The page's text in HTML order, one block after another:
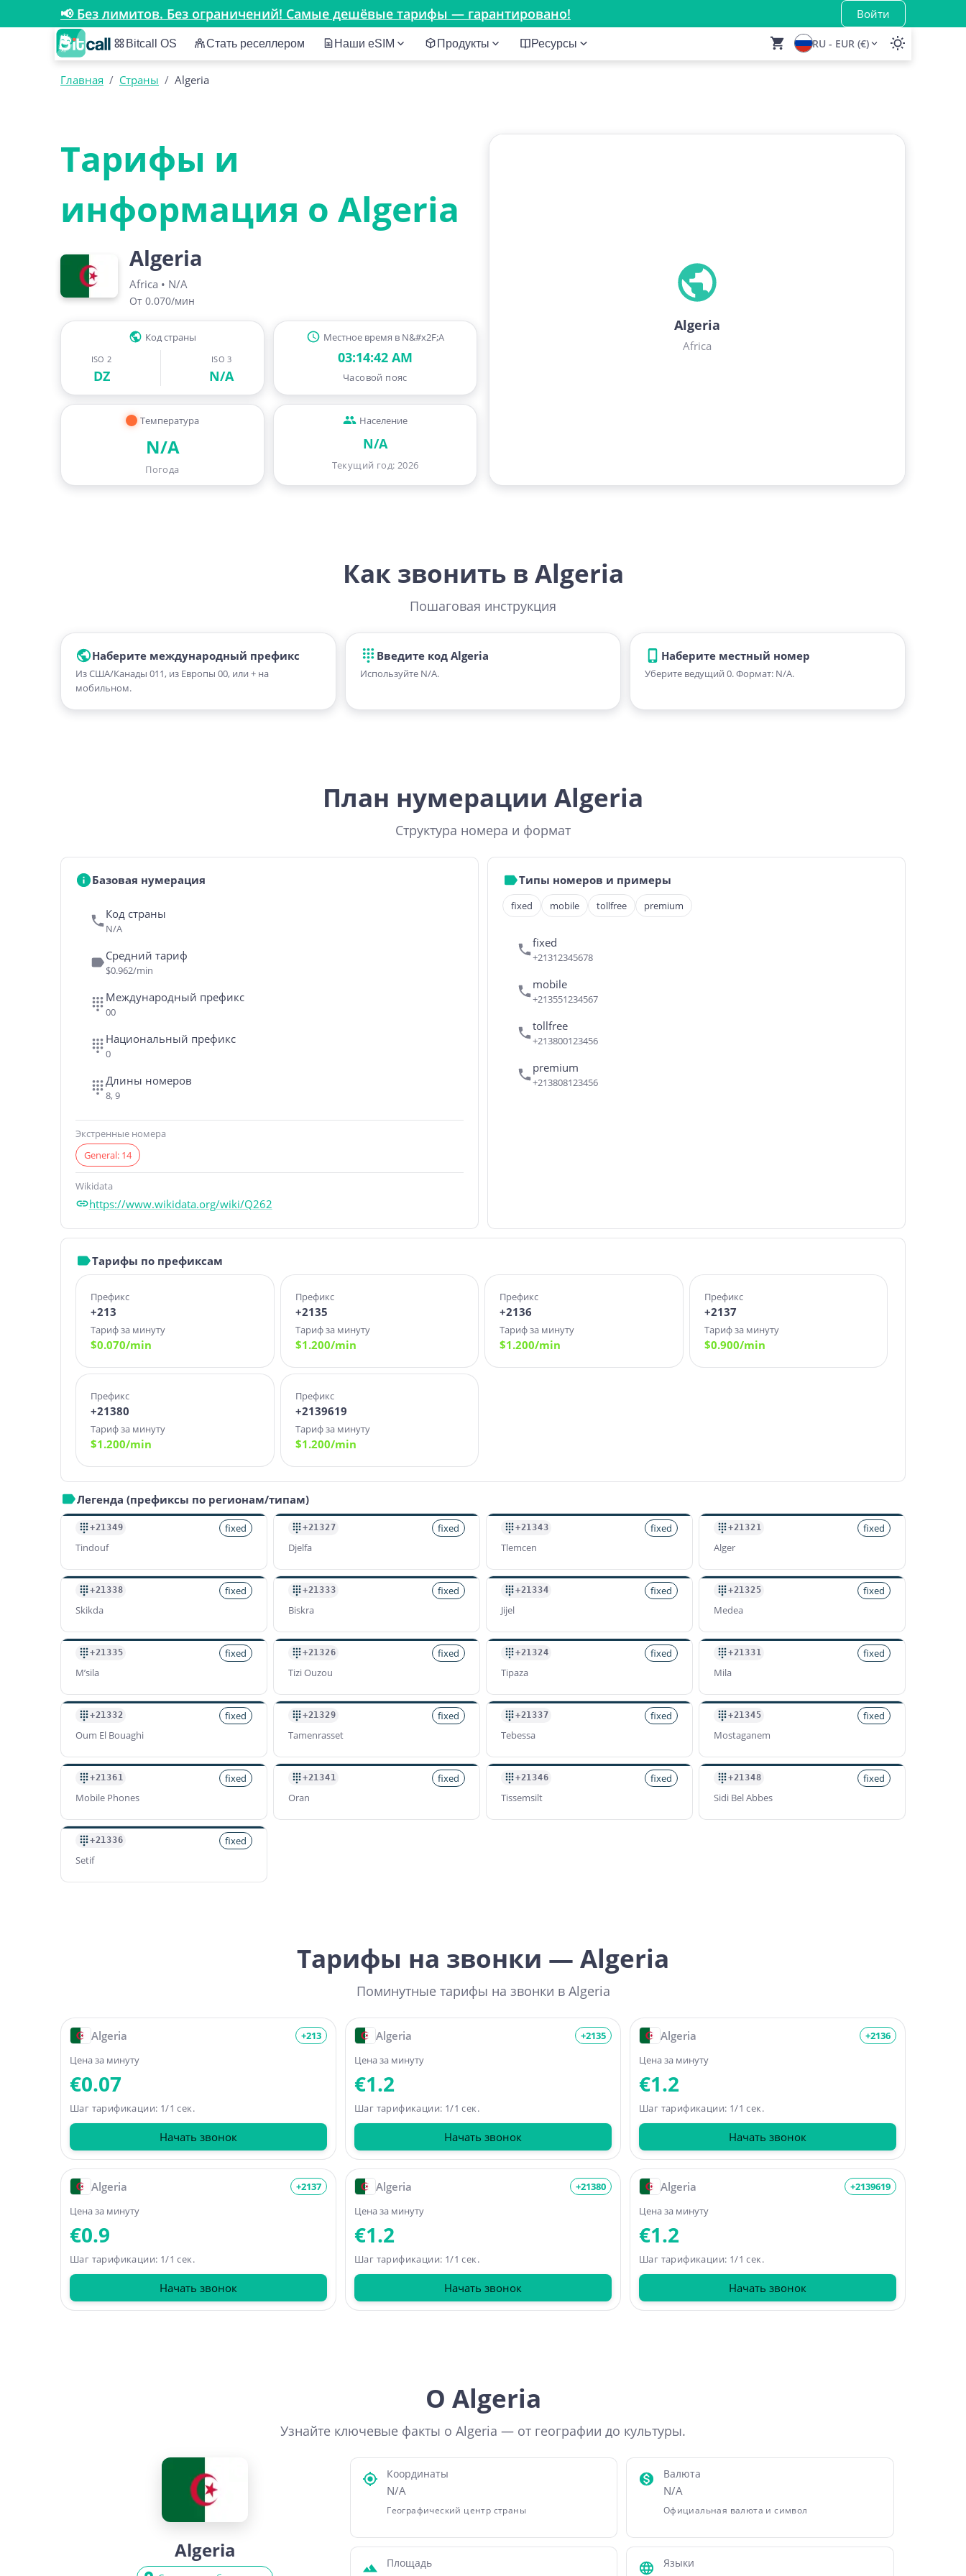
📢 Без лимитов. Без ограничений! Самые дешёвые тарифы — гарантировано! Войти
Bitcall OS Стать реселлером Наши eSIM Продукты Ресурсы RU - EUR (€)
Главная / Страны / Algeria
Тарифы и
информация о Algeria
Algeria
Africa • N/A
От 0.070/мин
Код страны
ISO 2
DZ
ISO 3
N/A
Местное время в N&#x2F;A
03:14:43 AM
Часовой пояс
Температура
N/A
Погода
Население
N/A
Текущий год: 2026
Algeria
Africa
Как звонить в Algeria
Пошаговая инструкция
Наберите международный префикс
Из США/Канады 011, из Европы 00, или + на
мобильном.
Введите код Algeria
Используйте N/A.
Наберите местный номер
Уберите ведущий 0. Формат: N/A.
План нумерации Algeria
Структура номера и формат
Базовая нумерация
Код страны
N/A
Средний тариф
$0.962/min
Международный префикс
00
Национальный префикс
0
Длины номеров
8, 9
Экстренные номера
General: 14
Wikidata
https://www.wikidata.org/wiki/Q262
Типы номеров и примеры
fixed mobile tollfree premium
fixed
+21312345678
mobile
+213551234567
tollfree
+213800123456
premium
+213808123456
Тарифы по префиксам
Префикс
+213
Тариф за минуту
$0.070/min
Префикс
+2135
Тариф за минуту
$1.200/min
Префикс
+2136
Тариф за минуту
$1.200/min
Префикс
+2137
Тариф за минуту
$0.900/min
Префикс
+21380
Тариф за минуту
$1.200/min
Префикс
+2139619
Тариф за минуту
$1.200/min
Легенда (префиксы по регионам/типам)
+21349
fixed
Tindouf
+21327
fixed
Djelfa
+21343
fixed
Tlemcen
+21321
fixed
Alger
+21338
fixed
Skikda
+21333
fixed
Biskra
+21334
fixed
Jijel
+21325
fixed
Medea
+21335
fixed
M’sila
+21326
fixed
Tizi Ouzou
+21324
fixed
Tipaza
+21331
fixed
Mila
+21332
fixed
Oum El Bouaghi
+21329
fixed
Tamenrasset
+21337
fixed
Tebessa
+21345
fixed
Mostaganem
+21361
fixed
Mobile Phones
+21341
fixed
Oran
+21346
fixed
Tissemsilt
+21348
fixed
Sidi Bel Abbes
+21336
fixed
Setif
Тарифы на звонки — Algeria
Поминутные тарифы на звонки в Algeria
Algeria
+213
Цена за минуту
€0.07
Шаг тарификации: 1/1 сек.
Начать звонок
Algeria
+2135
Цена за минуту
€1.2
Шаг тарификации: 1/1 сек.
Начать звонок
Algeria
+2136
Цена за минуту
€1.2
Шаг тарификации: 1/1 сек.
Начать звонок
Algeria
+2137
Цена за минуту
€0.9
Шаг тарификации: 1/1 сек.
Начать звонок
Algeria
+21380
Цена за минуту
€1.2
Шаг тарификации: 1/1 сек.
Начать звонок
Algeria
+2139619
Цена за минуту
€1.2
Шаг тарификации: 1/1 сек.
Начать звонок
О Algeria
Узнайте ключевые факты о Algeria — от географии до культуры.
Algeria
Координаты
N/A
Географический центр страны
Валюта
N/A
Официальная валюта и символ
Площадь Языки